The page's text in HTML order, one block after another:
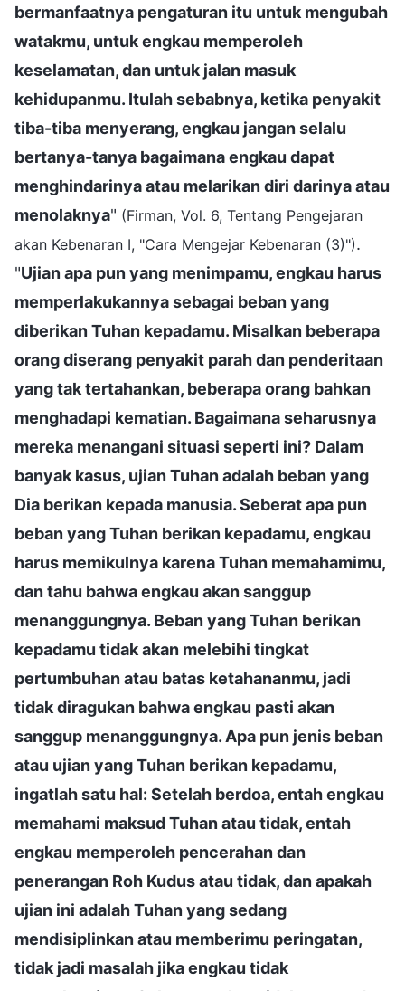
bermanfaatnya pengaturan itu untuk mengubah
watakmu, untuk engkau memperoleh
keselamatan, dan untuk jalan masuk
kehidupanmu. Itulah sebabnya, ketika penyakit
tiba-tiba menyerang, engkau jangan selalu
bertanya-tanya bagaimana engkau dapat
menghindarinya atau melarikan diri darinya atau
menolaknya" (Firman, Vol. 6, Tentang Pengejaran
akan Kebenaran I, "Cara Mengejar Kebenaran (3)").
"Ujian apa pun yang menimpamu, engkau harus
memperlakukannya sebagai beban yang
diberikan Tuhan kepadamu. Misalkan beberapa
orang diserang penyakit parah dan penderitaan
yang tak tertahankan, beberapa orang bahkan
menghadapi kematian. Bagaimana seharusnya
mereka menangani situasi seperti ini? Dalam
banyak kasus, ujian Tuhan adalah beban yang
Dia berikan kepada manusia. Seberat apa pun
beban yang Tuhan berikan kepadamu, engkau
harus memikulnya karena Tuhan memahamimu,
dan tahu bahwa engkau akan sanggup
menanggungnya. Beban yang Tuhan berikan
kepadamu tidak akan melebihi tingkat
pertumbuhan atau batas ketahananmu, jadi
tidak diragukan bahwa engkau pasti akan
sanggup menanggungnya. Apa pun jenis beban
atau ujian yang Tuhan berikan kepadamu,
ingatlah satu hal: Setelah berdoa, entah engkau
memahami maksud Tuhan atau tidak, entah
engkau memperoleh pencerahan dan
penerangan Roh Kudus atau tidak, dan apakah
ujian ini adalah Tuhan yang sedang
mendisiplinkan atau memberimu peringatan,
tidak jadi masalah jika engkau tidak